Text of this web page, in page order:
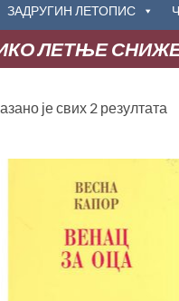
ЗАДРУГИН ЛЕТОПИС
ЛЕТЊЕ
је свих 2 резултата